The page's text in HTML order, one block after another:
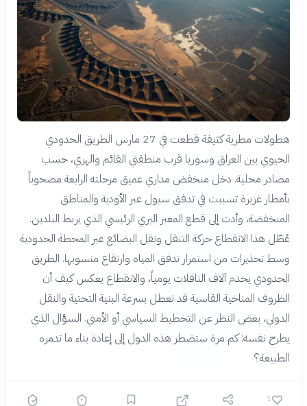
هطولات مطرية كثيفة قطعت في 27 مارس الطريق الحدودي
الحيوي بين العراق وسوريا قرب منطقتي القائم والهري، حسب
مصادر محلية. دخل منخفض مداري عميق مرحلته الرابعة مصحوباً
بأمطار غزيرة تسببت في تدفق سيول عبر الأودية والمناطق
المنخفضة، وأدت إلى قطع المعبر البري الرئيسي الذي يربط البلدين.
عُطّل هذا الانقطاع حركة التنقل ونقل البضائع عبر المحطة الحدودية
وسط تحذيرات من استمرار تدفق المياه وارتفاع منسوبها. الطريق
الحدودي يخدم آلاف الناقلات يومياً، والانقطاع يعكس كيف أن
الظروف المناخية القاسية قد تعطل بسرعة البنية التحتية والنقل
الدولي، بغض النظر عن التخطيط السياسي أو الأمني. السؤال الذي
يطرح نفسه: كم مرة ستضطر هذه الدول إلى إعادة بناء ما تدمره
الطبيعة؟
1